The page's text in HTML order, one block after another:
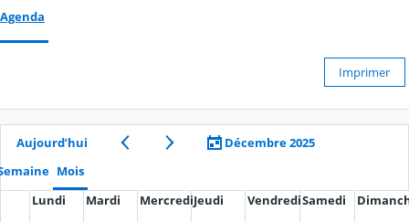
Agenda
Imprimer
Aujourd’hui
Décembre 2025
Mois
Lundi
Mardi MercrediJeudi VendrediSamedi